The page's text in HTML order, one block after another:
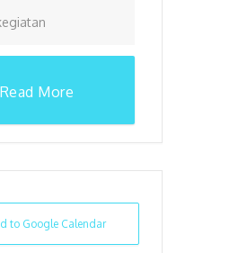
Read More
to Google Calendar